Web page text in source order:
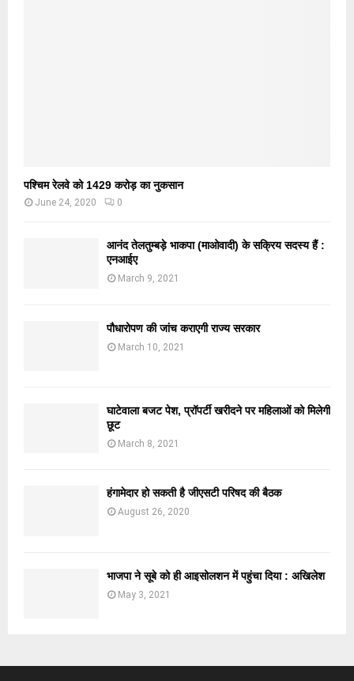
पश्चिम रेलवे को 1429 करोड़ का नुकसान
June 24, 2020 0
आनंद तेलतुम्बड़े भाकपा (माओवादी) के सक्रिय सदस्य हैं :
एनआईए
March 9, 2021
पौधारोपण की जांच कराएगी राज्य सरकार
March 10, 2021
घाटेवाला बजट पेश, प्रॉपर्टी खरीदने पर महिलाओं को मिलेगी
छूट
March 8, 2021
हंगामेदार हो सकती है जीएसटी परिषद की बैठक
August 26, 2020
भाजपा ने सूबे को ही आइसोलशन में पहुंचा दिया : अखिलेश
May 3, 2021